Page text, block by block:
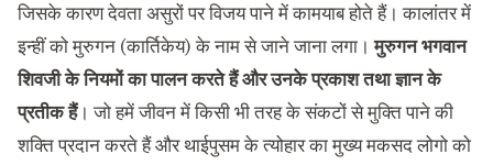
जिसके कारण देवता असुरों पर विजय पाने में कामयाब होते हैं। कालांतर में
इन्हीं को मुरुगन (कार्तिकेय) के नाम से जाने जाना लगा।मुरुगनभगवान
शिवजी के नियमों का पालन करते हैं और उनके प्रकाश तथा ज्ञान के
प्रतीक हैं। जो हमें जीवन में किसी भी तरह के संकटों से मुक्ति पाने की
शक्ति प्रदान करते हैं और थाईपुसम के त्योहार का मुख्य मकसद लोगो को